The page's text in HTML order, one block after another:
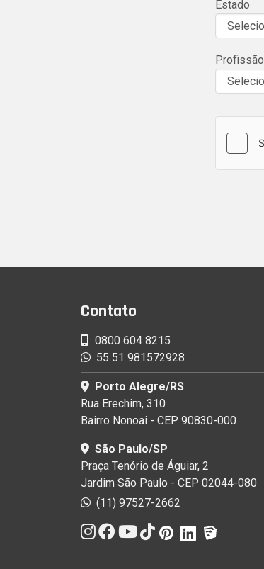
Estado
Profissão
Contato
0800 604 8215
55 51 981572928
Porto Alegre/RS
Rua Erechim, 310
Bairro Nonoai - CEP 90830-000
São Paulo/SP
Praça Tenório de Águiar, 2
Jardim São Paulo - CEP 02044-080
(11) 97527-2662